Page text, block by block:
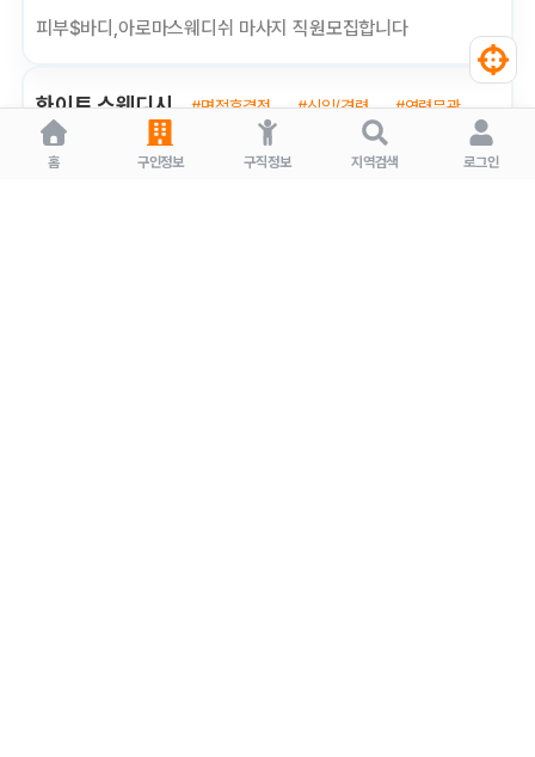
피부$바디,아로마스웨디쉬 마사지 직원모집합니다
화이트 스웨디시 #면접후결정 #신입/경력 #연령무관
부천 중동 초건전 스웨디시 샵입니다.
홈 구인정보 구직정보 지역검색 로그인